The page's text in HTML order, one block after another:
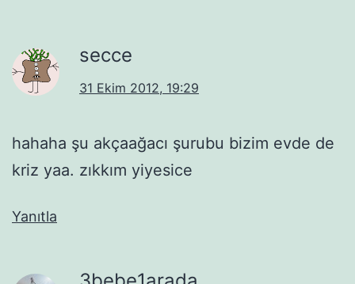
secce
31 Ekim 2012, 19:29
hahaha şu akçaağacı şurubu bizim evde de
kriz yaa. zıkkım yiyesice
Yanıtla